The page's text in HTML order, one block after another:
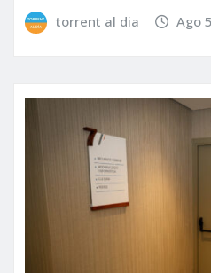
torrent al dia Ago